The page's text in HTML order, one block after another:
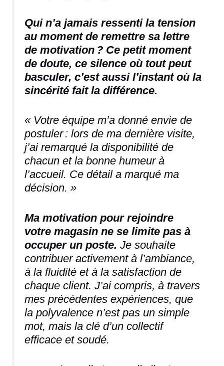
Qui n’a jamais ressenti la tension
au moment de remettre sa lettre
de motivation ? Ce petit moment
de doute, ce silence où tout peut
basculer, c’est aussi l’instant où la
sincérité fait la différence.
« Votre équipe m’a donné envie de
postuler : lors de ma dernière visite,
j’ai remarqué la disponibilité de
chacun et la bonne humeur à
l’accueil. Ce détail a marqué ma
décision. »
Ma motivation pour rejoindre
votre magasin ne se limite pas à
occuper un poste. Je souhaite
contribuer activement à l’ambiance,
à la fluidité et à la satisfaction de
chaque client. J’ai compris, à travers
mes précédentes expériences, que
la polyvalence n’est pas un simple
mot, mais la clé d’un collectif
efficace et soudé.